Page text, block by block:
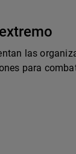
las
para